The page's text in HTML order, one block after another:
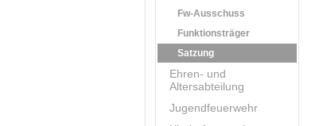
Fw-Ausschuss
Funktionsträger
Satzung
Ehren- und
Altersabteilung
Jugendfeuerwehr